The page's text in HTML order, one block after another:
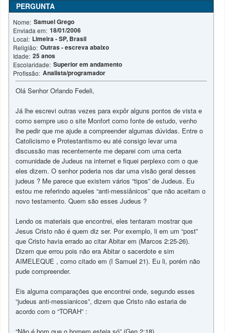
PERGUNTA
Nome: Samuel Grego
Enviada em: 18/01/2006
Local: Limeira - SP, Brasil
Religião: Outras - escreva abaixo
Idade: 25 anos
Escolaridade: Superior em andamento
Profissão: Analista/programador
Olá Senhor Orlando Fedeli,
Já lhe escrevi outras vezes para expôr alguns pontos de vista e
como sempre uso o site Monfort como fonte de estudo, venho
lhe pedir que me ajude a compreender algumas dúvidas. Entre o
Catolicismo e Protestantismo eu até consigo levar uma
discussão mas recentemente me deparei com uma certa
comunidade de Judeus na internet e fiquei perplexo com o que
eles dizem. O senhor poderia nos dar uma visão geral desses
judeus ? Me parece que existem vários “tipos” de Judeus. Eu
estou me referindo aqueles “anti-messiânicos” que não aceitam o
novo testamento. Quem são esses Judeus ?
Lendo os materiais que encontrei, eles tentaram mostrar que
Jesus Cristo não é quem diz ser. Por exemplo, li em um “post”
que Cristo havia errado ao citar Abitar em (Marcos 2:25-26).
Dizem que errou pois não era Abitar o sacerdote e sim
AIMELEQUE , como citado em (I Samuel 21). Eu li, porém não
pude compreender.
Eis alguma comparações que encontrei onde, segundo esses
“judeus anti-messianicos”, dizem que Cristo não estaria de
acordo com o “TORAH” :